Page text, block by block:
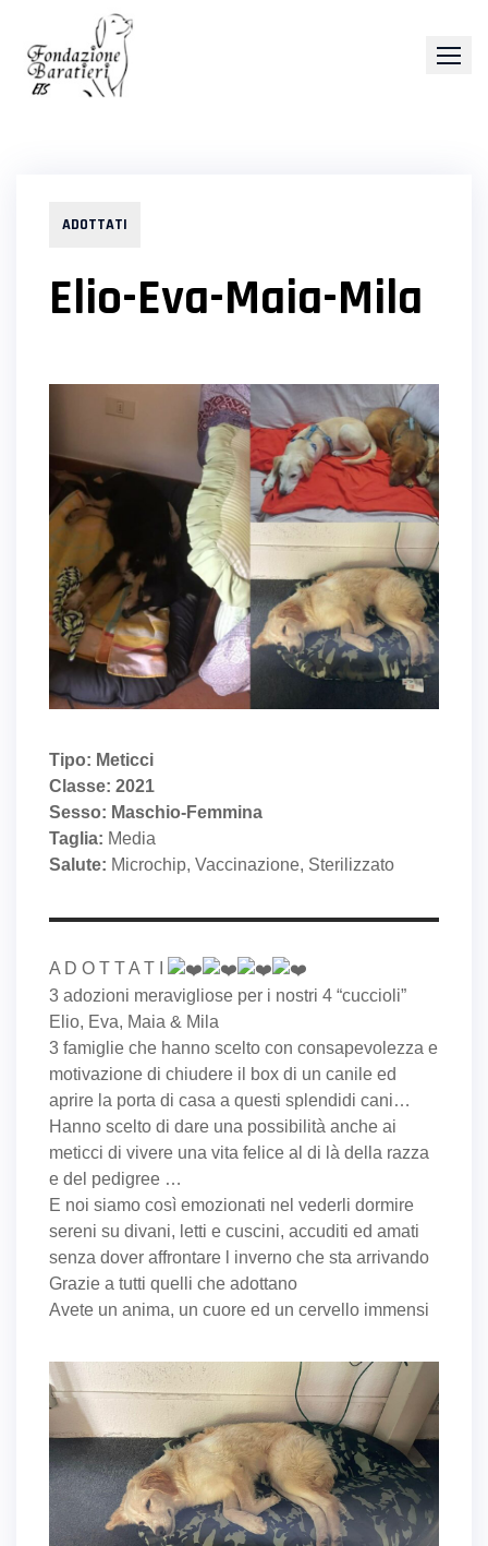
content
ADOTTATI
Elio-Eva-Maia-Mila
Tipo: Meticci
Classe: 2021
Sesso: Maschio-Femmina
Taglia: Media
Salute: Microchip, Vaccinazione, Sterilizzato
A D O T T A T I
3 adozioni meravigliose per i nostri 4 “cuccioli”
Elio, Eva, Maia & Mila
3 famiglie che hanno scelto con consapevolezza e
motivazione di chiudere il box di un canile ed
aprire la porta di casa a questi splendidi cani…
Hanno scelto di dare una possibilità anche ai
meticci di vivere una vita felice al di là della razza
e del pedigree …
E noi siamo così emozionati nel vederli dormire
sereni su divani, letti e cuscini, accuditi ed amati
senza dover affrontare l inverno che sta arrivando
Grazie a tutti quelli che adottano
Avete un anima, un cuore ed un cervello immensi